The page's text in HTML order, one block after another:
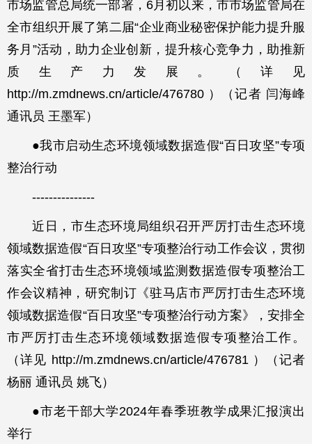
市场监管总局统一部署，6月初以来，市市场监管局在
全市组织开展了第二届“企业商业秘密保护能力提升服
务月”活动，助力企业创新，提升核心竞争力，助推新
质生产力发展。（详见
http://m.zmdnews.cn/article/476780 ）（记者 闫海峰
通讯员 王墨军）
●我市启动生态环境领域数据造假“百日攻坚”专项
整治行动
---------------
近日，市生态环境局组织召开严厉打击生态环境
领域数据造假“百日攻坚”专项整治行动工作会议，贯彻
落实全省打击生态环境领域监测数据造假专项整治工
作会议精神，研究制订《驻马店市严厉打击生态环境
领域数据造假“百日攻坚”专项整治行动方案》，安排全
市严厉打击生态环境领域数据造假专项整治工作。
（详见 http://m.zmdnews.cn/article/476781 ）（记者
杨丽 通讯员 姚飞）
●市老干部大学2024年春季班教学成果汇报演出
举行